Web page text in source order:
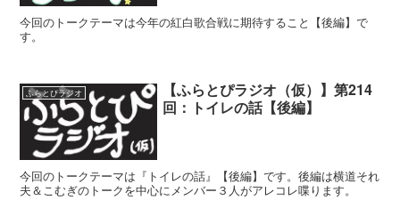
今回のトークテーマは今年の紅白歌合戦に期待すること【後編】で
す。
ふらとぴラジオ
【ふらとぴラジオ（仮）】第214
回：トイレの話【後編】
今回のトークテーマは『トイレの話』【後編】です。後編は横道それ
夫＆こむぎのトークを中心にメンバー３人がアレコレ喋ります。